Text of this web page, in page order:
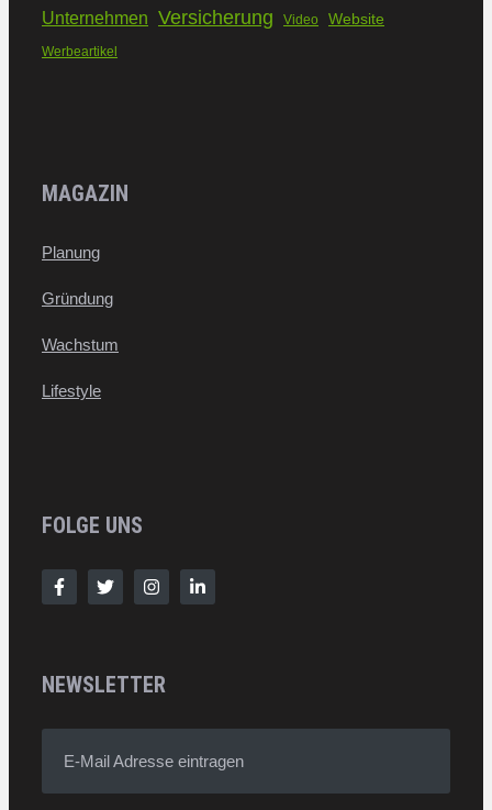
Unternehmen Versicherung Video Website
Werbeartikel
MAGAZIN
Planung
Gründung
Wachstum
Lifestyle
FOLGE UNS
NEWSLETTER
E-Mail Adresse eintragen